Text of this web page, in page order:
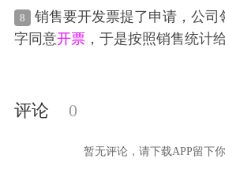
经没有那么多库存了。哪像这样
规范一下个体户业务呢，同时老
开**组合套装 ，需不需要再做什么备注
确定的是我库存 商品入库的时候
品一样核算到单品？
8
销售要开发票提了申请，公司
字同意开票，于是按照销售统计
评论 0
暂无评论，请下载APP留下